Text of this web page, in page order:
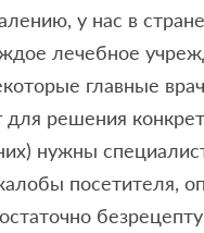
у нас в
лечебное
главные
для решения
нужны
посетителя,